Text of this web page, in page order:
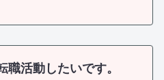
職活動したいです。